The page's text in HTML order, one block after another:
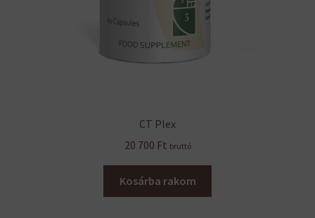
CT Plex
20 700 Ft bruttó
Kosárba rakom